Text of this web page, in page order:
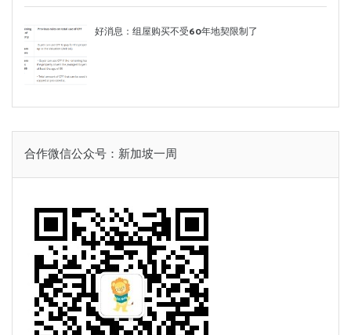
好消息：组屋购买不受60年地契限制了
合作微信公众号：新加坡一周